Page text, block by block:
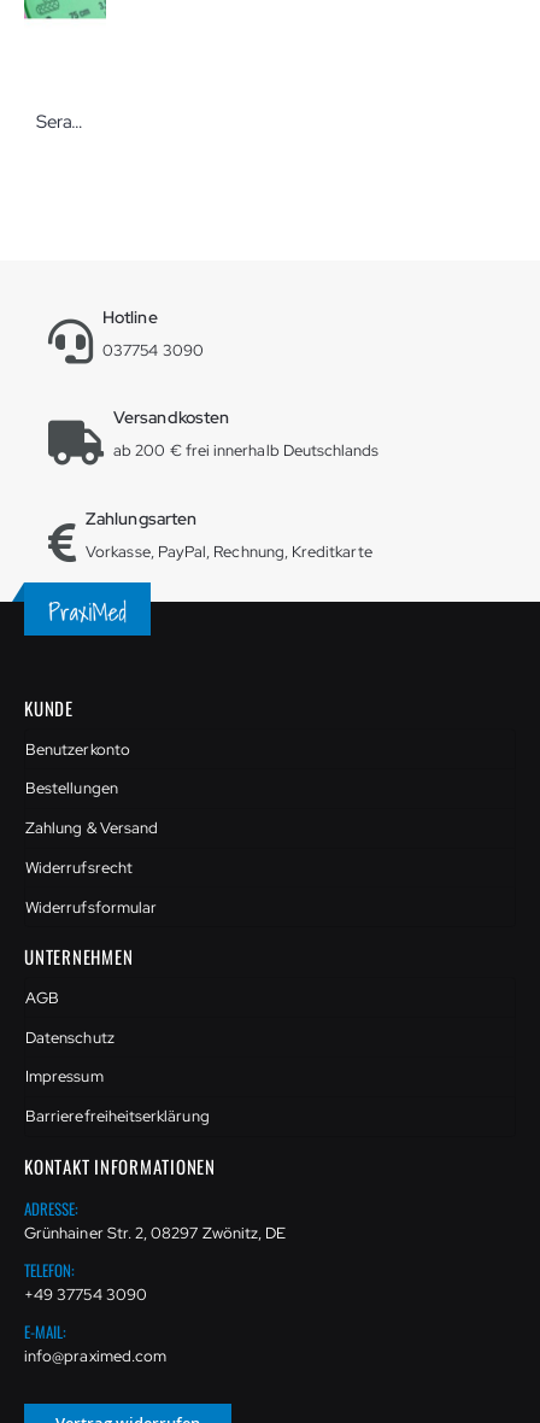
Serag - Wiessner TERYLENE Nahtmaterial HR-20 Fäden für die Wundversorgung von Serag-Wiessner
Hotline
037754 3090
Versandkosten
ab 200 € frei innerhalb Deutschlands
Zahlungsarten
Vorkasse, PayPal, Rechnung, Kreditkarte
KUNDE
Benutzerkonto
Bestellungen
Zahlung & Versand
Widerrufsrecht
Widerrufsformular
UNTERNEHMEN
AGB
Datenschutz
Impressum
Barrierefreiheitserklärung
KONTAKT INFORMATIONEN
ADRESSE:
Grünhainer Str. 2, 08297 Zwönitz, DE
TELEFON:
+49 37754 3090
E-MAIL:
info@praximed.com